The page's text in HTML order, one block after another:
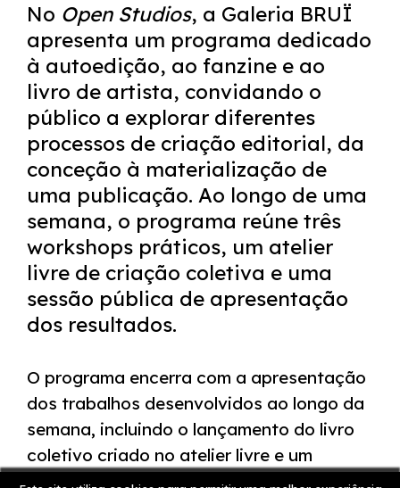
No Open Studios, a Galeria BRUÏ
apresenta um programa dedicado
à autoedição, ao fanzine e ao
livro de artista, convidando o
público a explorar diferentes
processos de criação editorial, da
conceção à materialização de
uma publicação. Ao longo de uma
semana, o programa reúne três
workshops práticos, um atelier
livre de criação coletiva e uma
sessão pública de apresentação
dos resultados.
O programa encerra com a apresentação
dos trabalhos desenvolvidos ao longo da
semana, incluindo o lançamento do livro
coletivo criado no atelier livre e um
momento de leitura pública,